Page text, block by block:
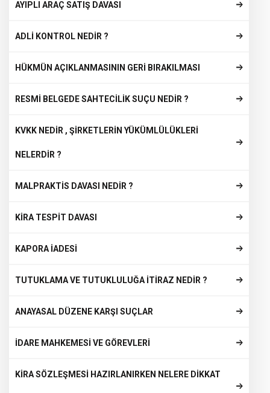
AYIPLI ARAÇ SATIŞ DAVASI
ADLİ KONTROL NEDİR ?
HÜKMÜN AÇIKLANMASININ GERİ BIRAKILMASI
RESMİ BELGEDE SAHTECİLİK SUÇU NEDİR ?
KVKK NEDİR , ŞİRKETLERİN YÜKÜMLÜLÜKLERİ
NELERDİR ?
MALPRAKTİS DAVASI NEDİR ?
KİRA TESPİT DAVASI
KAPORA İADESİ
TUTUKLAMA VE TUTUKLULUĞA İTİRAZ NEDİR ?
ANAYASAL DÜZENE KARŞI SUÇLAR
İDARE MAHKEMESİ VE GÖREVLERİ
KİRA SÖZLEŞMESİ HAZIRLANIRKEN NELERE DİKKAT